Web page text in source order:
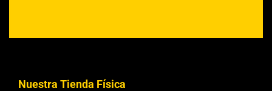
Nuestra Tienda Física